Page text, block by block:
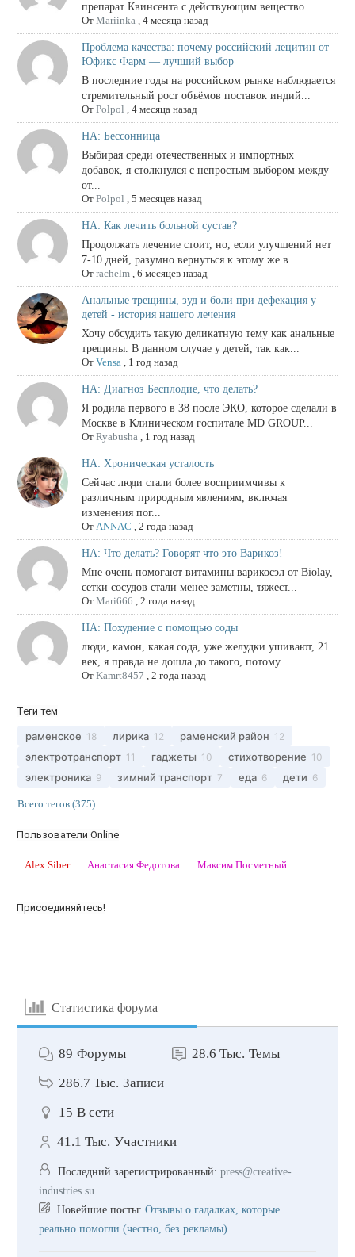
препарат Квинсента с действующим вещество...
От Mariinka, 4 месяца назад
Проблема качества: почему российский лецитин от
Юфикс Фарм — лучший выбор
В последние годы на российском рынке наблюдается
стремительный рост объёмов поставок индий...
От Polpol , 4 месяца назад
НА: Бессонница
Выбирая среди отечественных и импортных
добавок, я столкнулся с непростым выбором между
от...
От Polpol , 5 месяцев назад
НА: Как лечить больной сустав?
Продолжать лечение стоит, но, если улучшений нет
7-10 дней, разумно вернуться к этому же в...
От rachelm, 6 месяцев назад
Анальные трещины, зуд и боли при дефекация у
детей - история нашего лечения
Хочу обсудить такую деликатную тему как анальные
трещины. В данном случае у детей, так как...
От Vensa, 1 год назад
НА: Диагноз Бесплодие, что делать?
Я родила первого в 38 после ЭКО, которое сделали в
Москве в Клиническом госпитале MD GROUP...
От Ryabusha, 1 год назад
НА: Хроническая усталость
Сейчас люди стали более восприимчивы к
различным природным явлениям, включая
изменения пог...
От ANNAC , 2 года назад
НА: Что делать? Говорят что это Варикоз!
Мне очень помогают витамины варикосэл от Biolay,
сетки сосудов стали менее заметны, тяжест...
От Mari666 , 2 года назад
НА: Похудение с помощью соды
люди, камон, какая сода, уже желудки ушивают, 21
век, я правда не дошла до такого, потому ...
От Kamrt8457 , 2 года назад
Теги тем
раменское 18 лирика 12 раменский район 12
электротранспорт 11 гаджеты 10 стихотворение 10
электроника 9 зимний транспорт 7 еда 6 дети 6
Всего тегов (375)
Пользователи Online
Alex Siber Анастасия Федотова Максим Посметный
Присоединяйтесь!
Статистика форума
89 Форумы 28.6 Тыс. Темы
286.7 Тыс. Записи
15 В сети
41.1 Тыс. Участники
Последний зарегистрированный: press@creative-
industries.su
Новейшие посты: Отзывы о гадалках, которые
реально помогли (честно, без рекламы)